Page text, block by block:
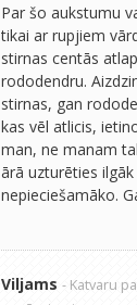
Par šo aukstumu
tikai ar rupjiem
stirnas centās
rododendru.
stirnas, gan
kas vēl atlicis,
man, ne manam
ārā uzturēties
nepieciešamāko.
Viljams - Katvaru